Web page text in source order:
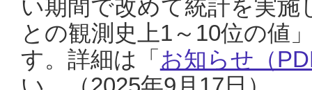
い期間で改めて統計を実
との観測史上1～10位の値
す。詳細は「 お知らせ（